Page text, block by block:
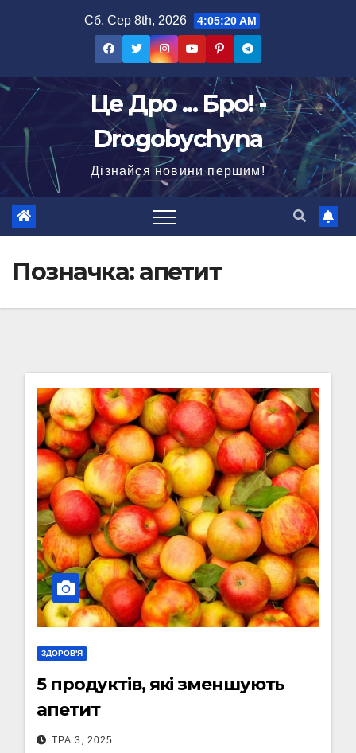
Сб. Сер 8th, 2026 4:05:21 AM
Це Дро ... Бро! -
Drogobychyna
Дізнайся новини першим!
Позначка:апетит
ЗДОРОВ'Я
5 продуктів, які зменшують
апетит
ТРА 3, 2025